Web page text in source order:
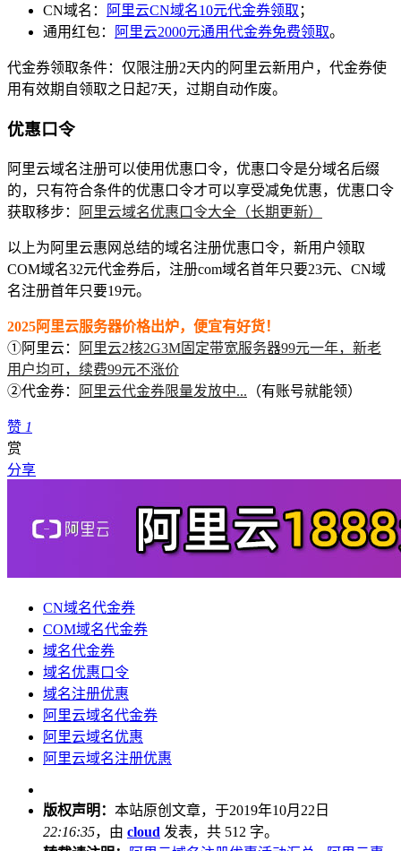
CN域名：
阿里云CN域名10元代金券领取 ；
通用红包：
阿里云2000元通用代金券免费领取。
代金券领取条件：仅限注册2天内的阿里云新用户，代金券使
用有效期自领取之日起7天，过期自动作废。
优惠口令
阿里云域名注册可以使用优惠口令，优惠口令是分域名后缀
的，只有符合条件的优惠口令才可以享受减免优惠，优惠口令
获取移步：
阿里云域名优惠口令大全（长期更新）
以上为阿里云惠网总结的域名注册优惠口令，新用户领取
COM域名32元代金券后，注册com域名首年只要23元、CN域
名注册首年只要19元。
2025阿里云服务器价格出炉，便宜有好货！
①阿里云：
阿里云2核2G3M固定带宽服务器99元一年，新老
用户均可，续费99元不涨价
②代金券：
阿里云代金券限量发放中... （有账号就能领）
赞 1
赏
分享
CN域名代金券
COM域名代金券
域名代金券
域名优惠口令
域名注册优惠
阿里云域名代金券
阿里云域名优惠
阿里云域名注册优惠
版权声明： 本站原创文章，于2019年10月22日
22:16:35，由 cloud 发表，共 512 字。